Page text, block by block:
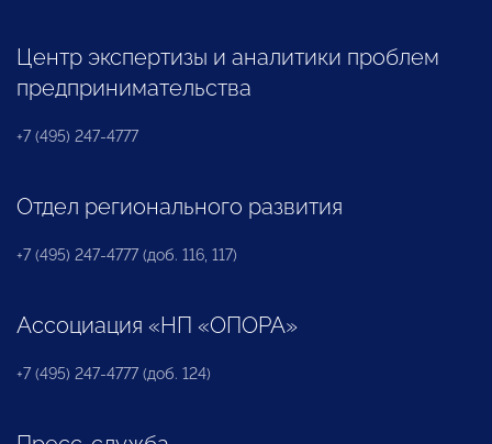
Центр экспертизы и аналитики проблем
предпринимательства
+7 (495) 247-4777
Отдел регионального развития
+7 (495) 247-4777 (доб. 116, 117)
Ассоциация «НП «ОПОРА»
+7 (495) 247-4777 (доб. 124)